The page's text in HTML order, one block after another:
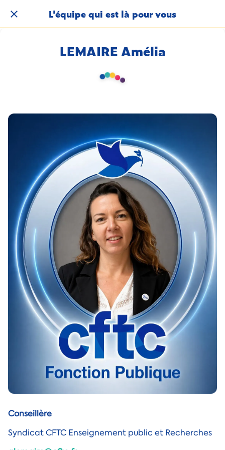
L'équipe qui est là pour vous
LEMAIRE Amélia
Conseillère
Syndicat CFTC Enseignement public et Recherches